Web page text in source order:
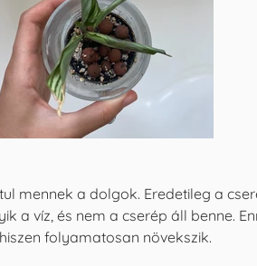
mennek a dolgok. Eredetileg a
a víz, és nem a cserép áll benne.
folyamatosan növekszik.